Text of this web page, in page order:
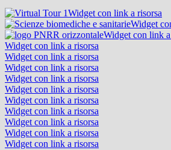
Widget con link a risorsa
Widget
Widget con link a
Widget con link a risorsa
Widget con link a risorsa
Widget con link a risorsa
Widget con link a risorsa
Widget con link a risorsa
Widget con link a risorsa
Widget con link a risorsa
Widget con link a risorsa
Widget con link a risorsa
Widget con link a risorsa